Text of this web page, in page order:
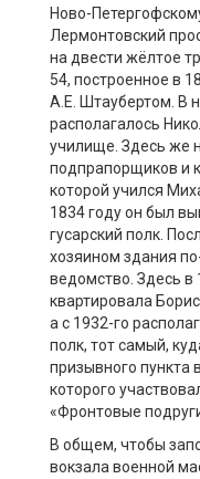
Ново-
Лермонтовский
на двести жёлтое
54, построенное в
А.Е. Штаубертом. В
располагалось
училище. Здесь же
подпрапорщиков и
которой учился
1834 году он был
гусарский полк.
хозяином здания
ведомство. Здесь в
квартировала
а с 1932-го
полк, тот самый,
призывного пункта
которого
«Фронтовые
В общем, чтобы
вокзала военной